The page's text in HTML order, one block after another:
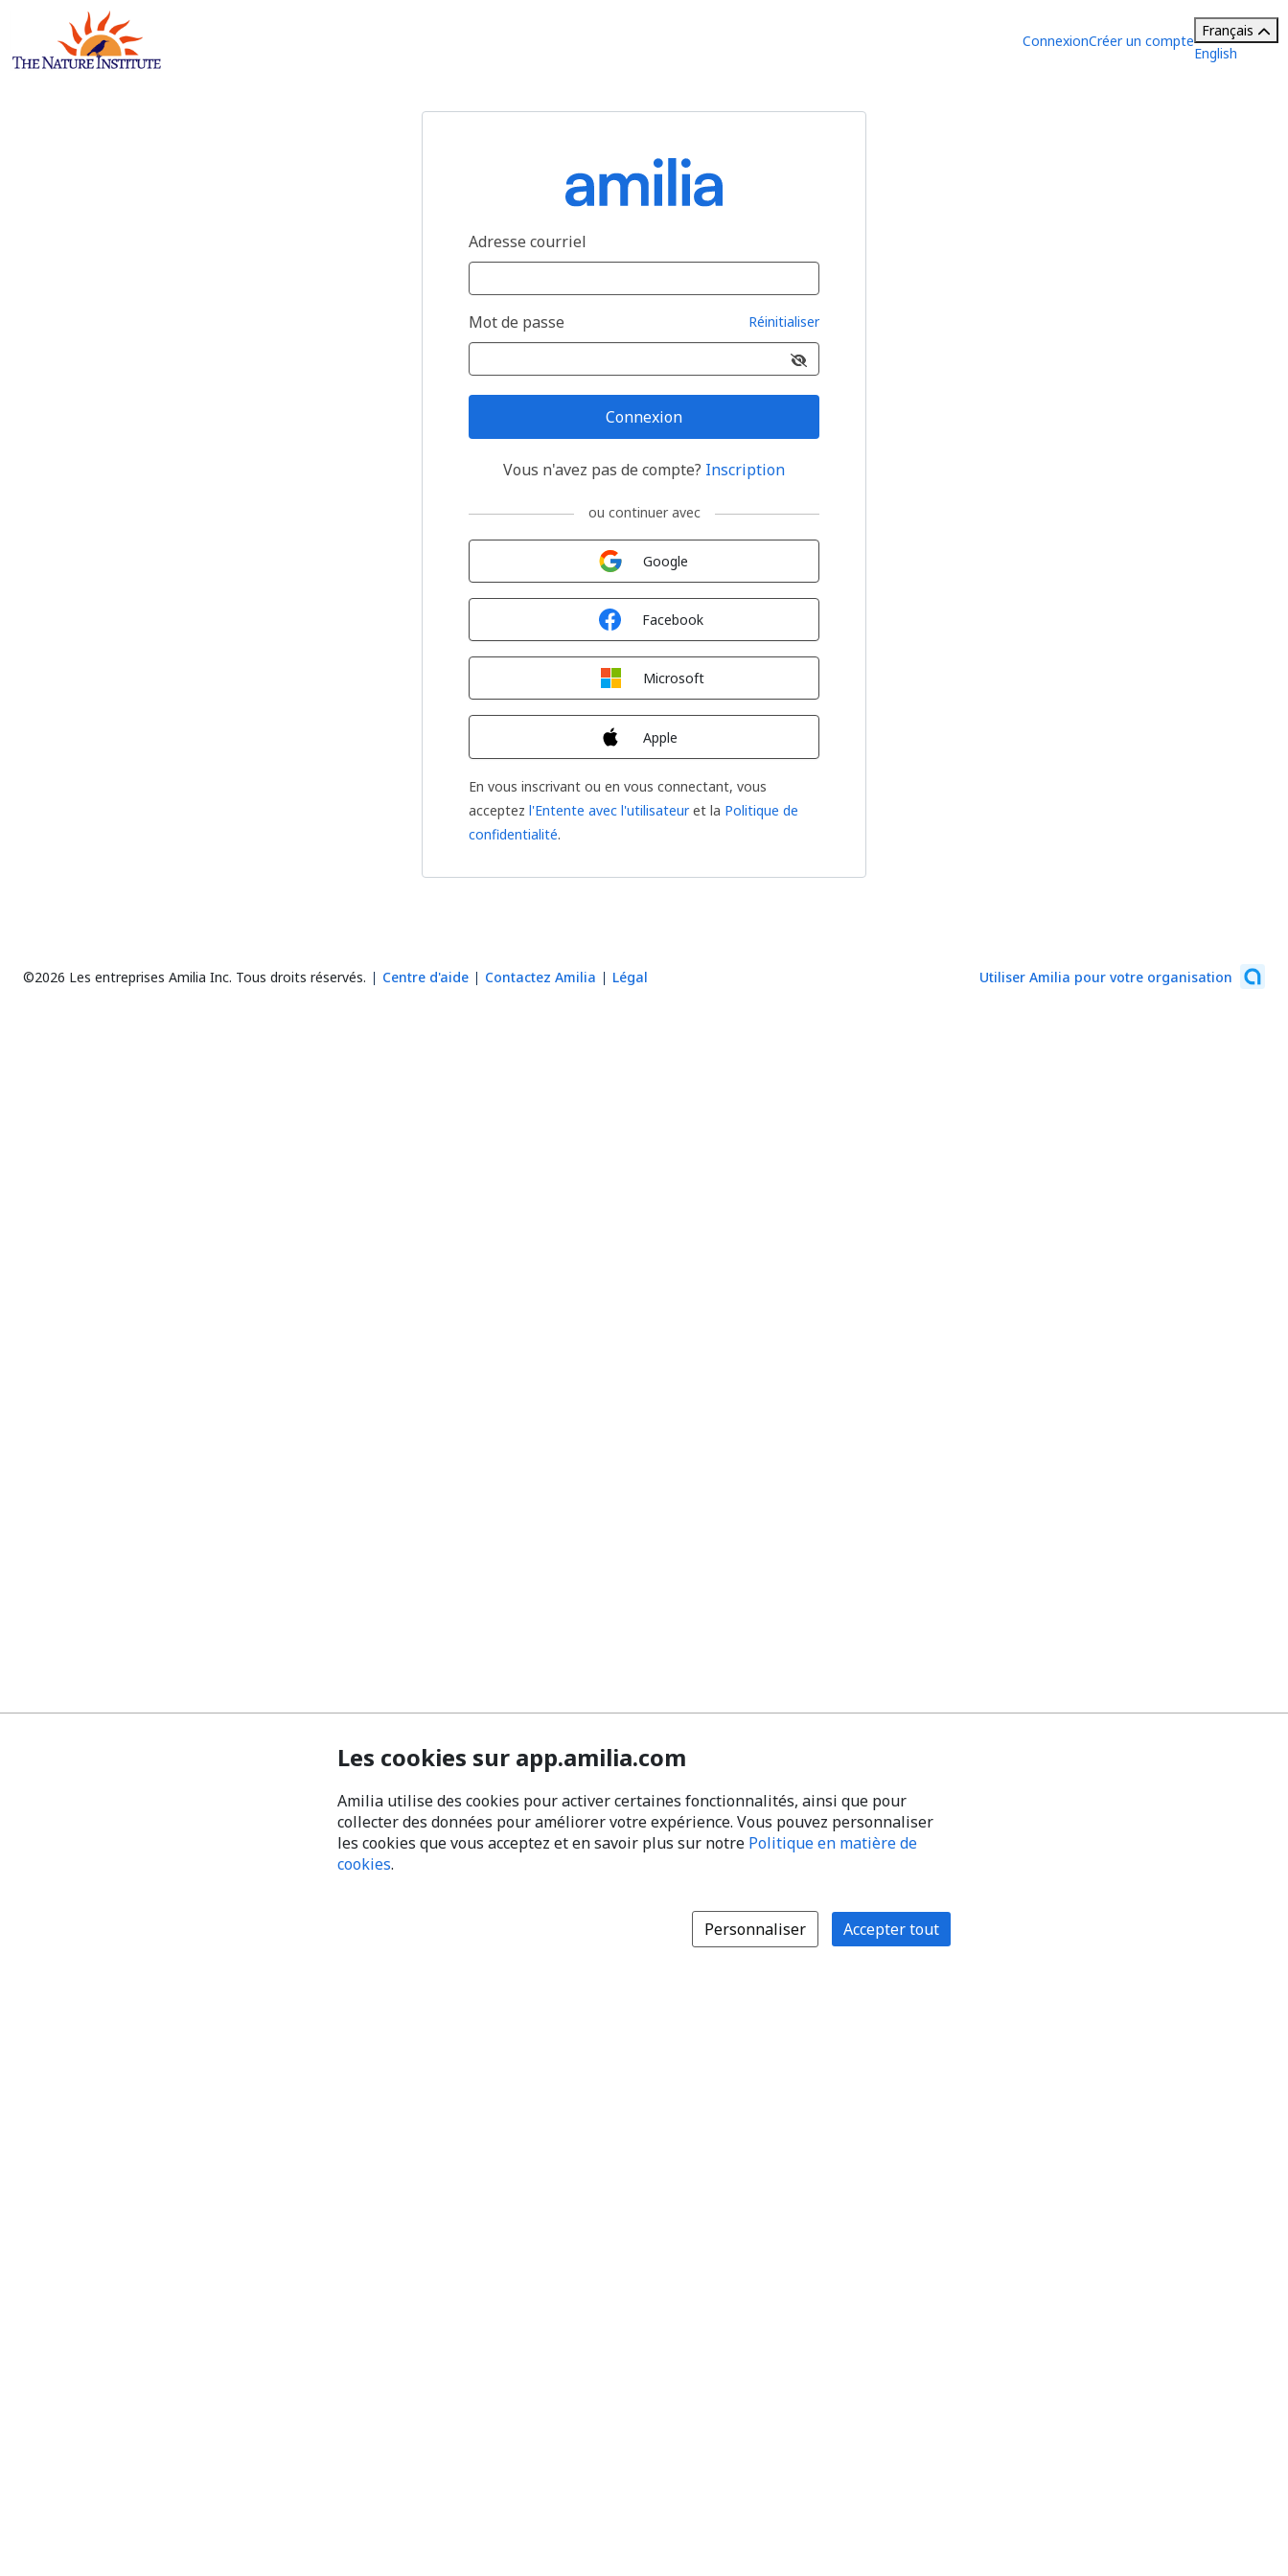
ConnexionCréer un compte
Français
English
Adresse courriel
Mot de passe Réinitialiser
Connexion
Vous n'avez pas de compte? Inscription
ou continuer avec
Google
Facebook
Microsoft
Apple
En vous inscrivant ou en vous connectant, vous
acceptez l'Entente avec l'utilisateuret la Politique de
confidentialité.
©2026 Les entreprises Amilia Inc. Tous droits réservés. Centre d'aide Contactez Amilia Légal Utiliser Amilia pour votre organisation
Les cookies sur app.amilia.com
Amilia utilise des cookies pour activer certaines fonctionnalités, ainsi que pour
collecter des données pour améliorer votre expérience. Vous pouvez personnaliser
les cookies que vous acceptez et en savoir plus sur notre Politique en matière de
cookies.
Personnaliser Accepter tout